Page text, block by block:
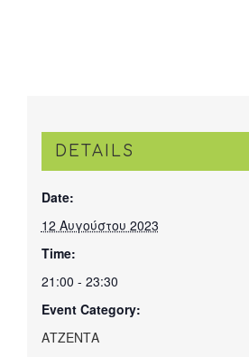
DETAILS
Date:
12 Αυγούστου 2023
Time:
21:00 - 23:30
Event Category:
ΑΤΖΕΝΤΑ